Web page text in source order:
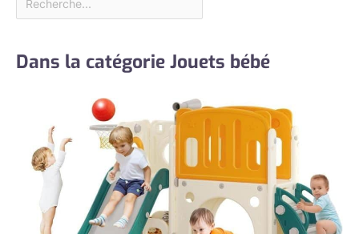
Dans la catégorie Jouets bébé